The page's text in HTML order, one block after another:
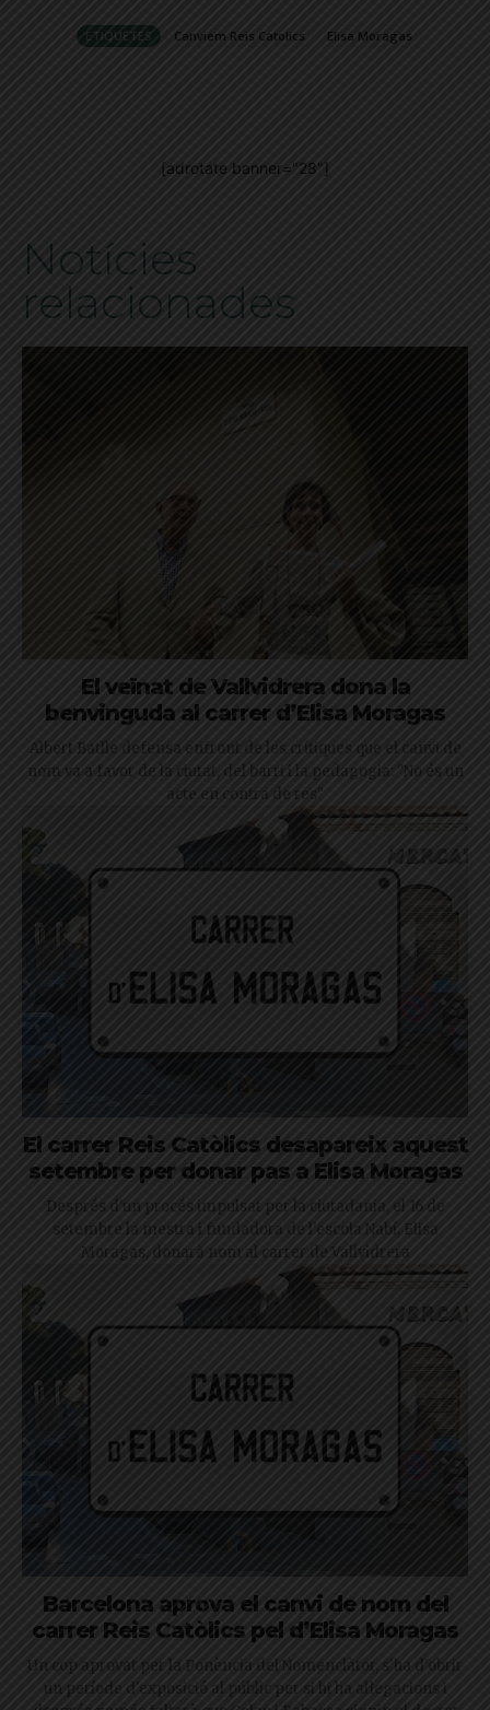
ETIQUETES Canviem Reis Catolics Elisa Moragas
[adrotate banner="28"]
Notícies
relacionades
El veïnat de Vallvidrera dona la
benvinguda al carrer d’Elisa Moragas
Albert Batlle defensa enfront de les crítiques que el canvi de
nom va a favor de la ciutat, del barri i la pedagogia: "No és un
acte en contra de res"
El carrer Reis Catòlics desapareix aquest
setembre per donar pas a Elisa Moragas
Després d'un procés impulsat per la ciutadania, el 16 de
setembre la mestra i fundadora de l'escola Nabí, Elisa
Moragas, donarà nom al carrer de Vallvidrera
Barcelona aprova el canvi de nom del
carrer Reis Catòlics pel d’Elisa Moragas
Un cop aprovat per la Ponència del Nomenclàtor, s'ha d'obrir
un període d'exposició al públic per si hi ha al·legacions i